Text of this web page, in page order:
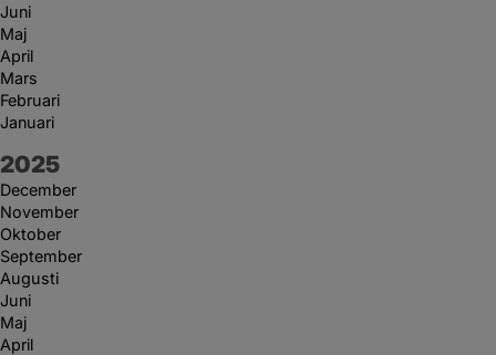
Juni
Maj
April
Mars
Februari
Januari
År:
2025
December
November
Oktober
September
Augusti
Juni
Maj
April